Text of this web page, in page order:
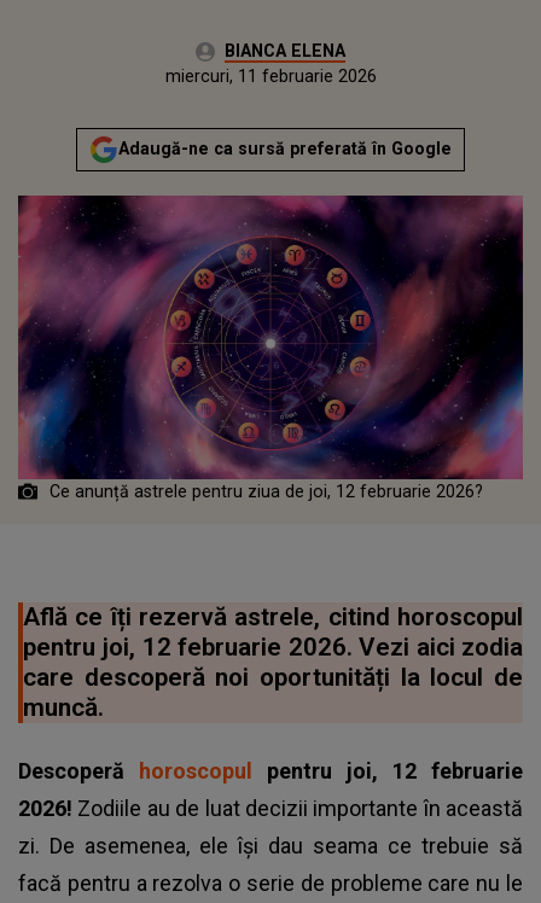
Autor:BIANCA ELENA
Publicat:
miercuri, 11 februarie 2026
Adaugă-ne ca sursă preferată în Google
Ce anunță astrele pentru ziua de joi, 12 februarie 2026?
Află ce îți rezervă astrele, citind horoscopul
pentru joi, 12 februarie 2026. Vezi aici zodia
care descoperă noi oportunități la locul de
muncă.
Descoperă horoscopul pentru joi, 12 februarie
2026! Zodiile au de luat decizii importante în această
zi. De asemenea, ele își dau seama ce trebuie să
facă pentru a rezolva o serie de probleme care nu le